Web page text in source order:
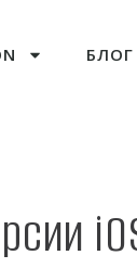
БЛОГ